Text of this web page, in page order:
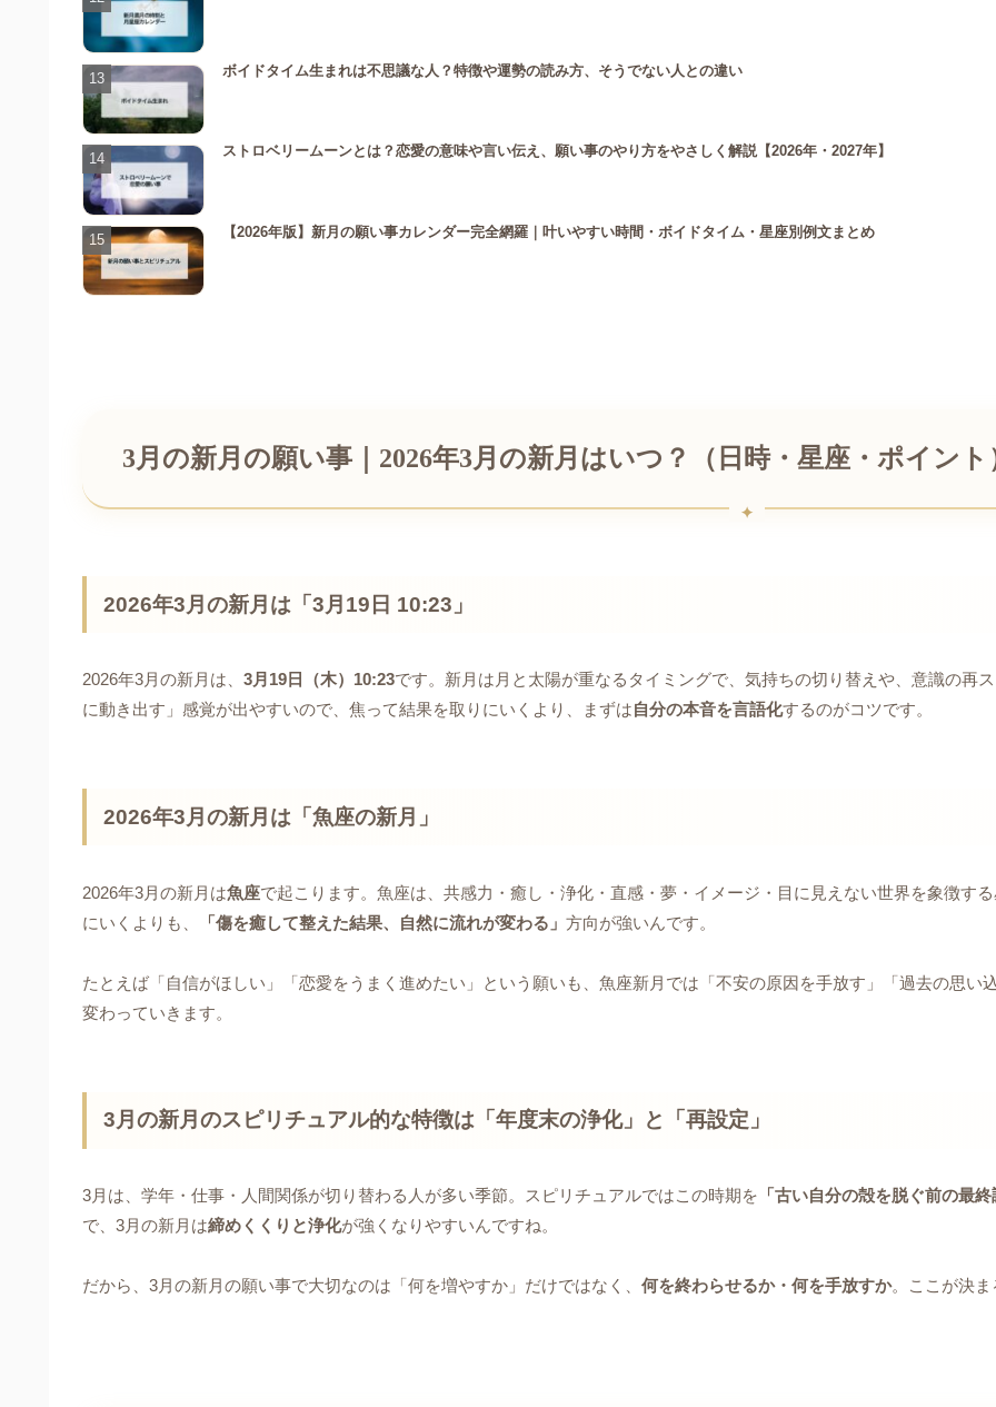
ボイドタイム生まれは不思議な人？特徴や運勢の読み方、そうでない人との違い
ストロベリームーンとは？恋愛の意味や言い伝え、願い事のやり方をやさしく解説【2026年・2027年】
【2026年版】新月の願い事カレンダー完全網羅｜叶いやすい時間・ボイドタイム・星座別例文まとめ
3月の新月の願い事｜2026年3月の新月はいつ？（日時・星座・ポイント
2026年3月の新月は「3月19日 10:23」
2026年3月の新月は、 3月19日（木）10:23です。新月は月と太陽が重なるタイミングで、気持ちの切り替えや、意識の再
に動き出す」感覚が出やすいので、焦って結果を取りにいくより、まずは自分の本音を言語化するのがコツです。
2026年3月の新月は「魚座の新月」
2026年3月の新月は魚座で起こります。魚座は、共感力・癒し・浄化・直感・夢・イメージ・目に見えない世界を象徴す
にいくよりも、
「傷を癒して整えた結果、自然に流れが変わる」 方向が強いんです。
たとえば「自信がほしい」「恋愛をうまく進めたい」という願いも、魚座新月では「不安の原因を手放す」「過去の思
変わっていきます。
3月の新月のスピリチュアル的な特徴は「年度末の浄化」と「再設定」
3月は、学年・仕事・人間関係が切り替わる人が多い季節。スピリチュアルではこの時期を 「古い自分の殻を脱ぐ前の最
で、3月の新月は締めくくりと浄化が強くなりやすいんですね。
だから、3月の新月の願い事で大切なのは「何を増やすか」だけではなく、 何を終わらせるか・何を手放すか。ここが決